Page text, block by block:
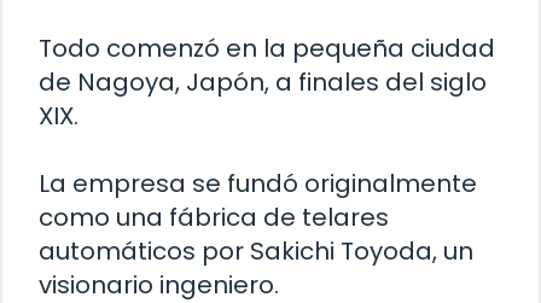
Todo comenzó en la pequeña ciudad
de Nagoya, Japón, a finales del siglo
XIX.
La empresa se fundó originalmente
como una fábrica de telares
automáticos por Sakichi Toyoda, un
visionario ingeniero.